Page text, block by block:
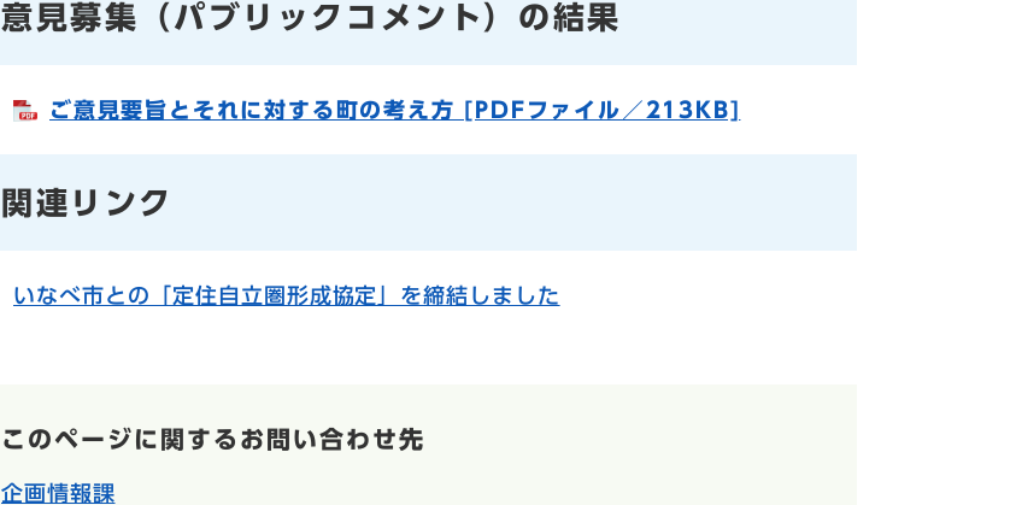
意見募集（パブリックコメント）の結果
ご意見要旨とそれに対する町の考え方 [PDFファイル／213KB]
関連リンク
いなべ市との「定住自立圏形成協定」を締結しました
このページに関するお問い合わせ先
企画情報課